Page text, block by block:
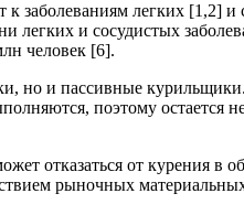
легких [1,2] и
легких и сосудистых
человек [6].
но и пассивные
поэтому остается
отказаться от курения
рыночных